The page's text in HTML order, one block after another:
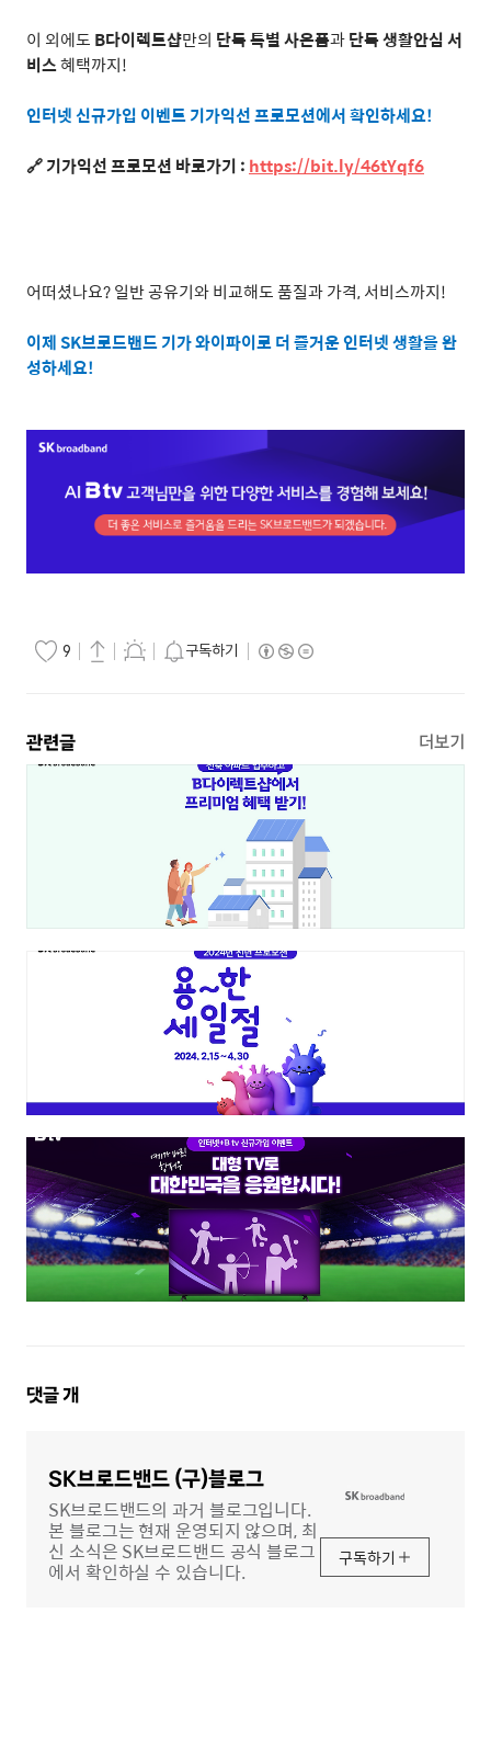
이 외에도 B다이렉트샵만의 단독 특별 사은품과단독 생활안심 서
비스혜택까지!
인터넷 신규가입 이벤트 기가익선 프로모션에서 확인하세요!
🔗기가익선 프로모션 바로가기 : https://bit.ly/46tYqf6
어떠셨나요?일반 공유기와 비교해도 품질과 가격,서비스까지!
이제SK브로드밴드 기가 와이파이로 더 즐거운 인터넷 생활을 완
성하세요!
9 구독하기
관련글 더보기
댓
댓글개
SK브로드밴드 (구)블로그
SK브로드밴드의 과거 블로그입니다.
본 블로그는 현재 운영되지 않으며, 최
신 소식은 SK브로드밴드 공식 블로그
에서 확인하실 수 있습니다.
구독하기